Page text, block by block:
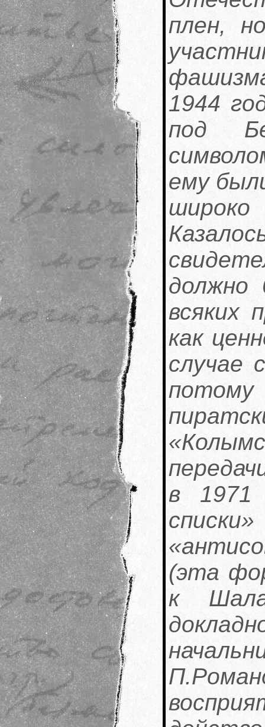
плен,
1944
под
ему
широко
должно
всяких
как
случае
потому
в 1971
(эта
к